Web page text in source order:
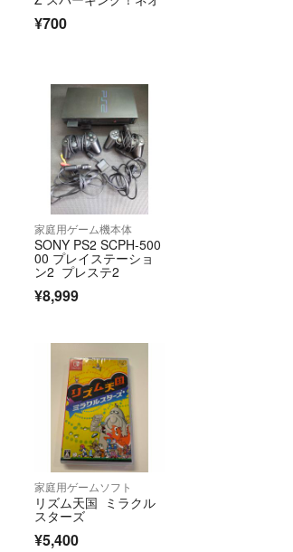
¥700
家庭用ゲーム機本体
SONY PS2 SCPH-500
00 プレイステーショ
ン2 プレステ2
¥8,999
家庭用ゲームソフト
リズム天国 ミラクル
スターズ
¥5,400